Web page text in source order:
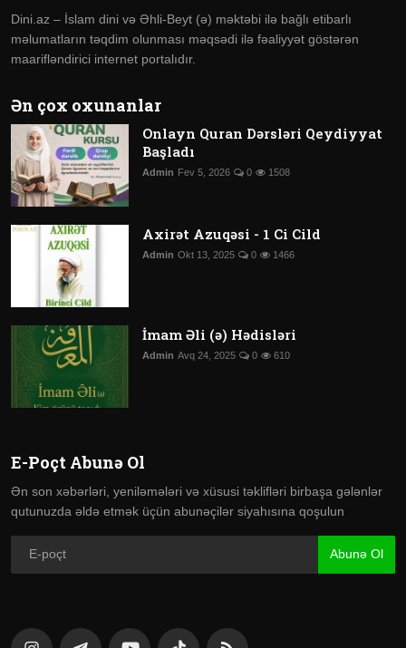
Dini.az – İslam dini və Əhli-Beyt (ə) məktəbi ilə bağlı etibarlı
məlumatların təqdim olunması məqsədi ilə fəaliyyət göstərən
maarifləndirici internet portalıdır.
Ən çox oxunanlar
Onlayn Quran Dərsləri Qeydiyyat
Başladı
Admin Fev 5, 2026 0 1508
Axirət Azuqəsi - 1 Ci Cild
Admin Okt 13, 2025 0 1466
İmam Əli (ə) Hədisləri
Admin Avq 24, 2025 0 610
E-Poçt Abunə Ol
Ən son xəbərləri, yeniləmələri və xüsusi təklifləri birbaşa gələnlər
qutunuzda əldə etmək üçün abunəçilər siyahısına qoşulun
Abunə Ol